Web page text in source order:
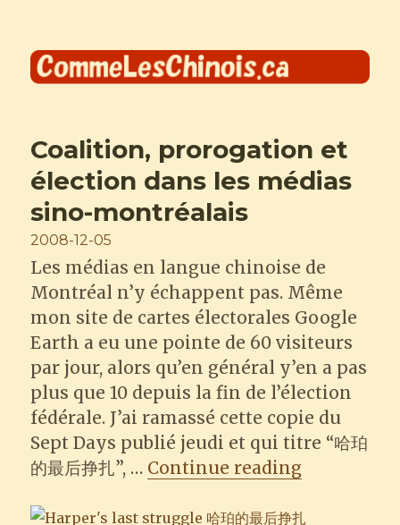
Comme les Chinois
Coalition, prorogation et
élection dans les médias
sino-montréalais
Posted
on
2008-12-05
Les médias en langue chinoise de
Montréal n’y échappent pas. Même
mon site de cartes électorales Google
Earth a eu une pointe de 60 visiteurs
par jour, alors qu’en général y’en a pas
plus que 10 depuis la fin de l’élection
fédérale. J’ai ramassé cette copie du
Sept Days publié jeudi et qui titre “哈珀
的最后挣扎”, … Continue reading